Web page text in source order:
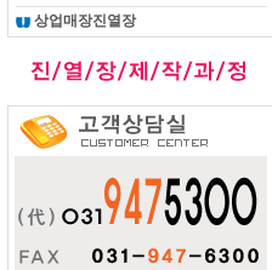
상업매장진열장